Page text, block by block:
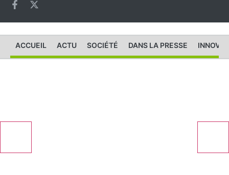
ACCUEIL ACTU SOCIÉTÉ DANS LA PRESSE